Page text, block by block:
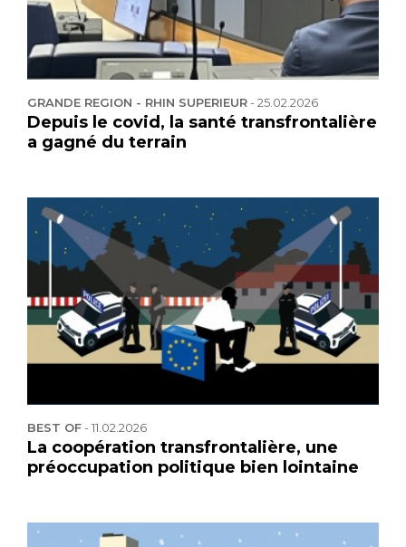
GRANDE REGION - RHIN SUPERIEUR-25.02.2026
Depuis le covid, la santé transfrontalière
a gagné du terrain
BEST OF-11.02.2026
La coopération transfrontalière, une
préoccupation politique bien lointaine